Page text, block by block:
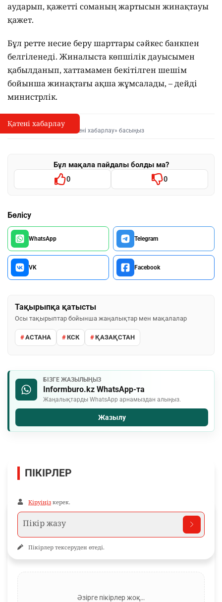
аударып, қажетті соманың жартысын жинақтауы
қажет.
Бұл ретте несие беру шарттары сәйкес банкпен
белгіленеді. Жиналыста көпшілік дауысымен
қабылданып, хаттамамен бекітілген шешім
бойынша жинақтағы ақша жұмсалады, – дейді
министрлік.
I
Қате туралы хабарлау
Мәтінді белгілеп, «Қатені хабарлау» басыңыз
Бұл мақала пайдалы болды ма?
0 0
Бөлісу
WhatsApp Telegram
VK Facebook
Тақырыпқа қатысты
Осы тақырыптар бойынша жаңалықтар мен мақалалар
АСТАНА КСК ҚАЗАҚСТАН
БІЗГЕ ЖАЗЫЛЫҢЫЗ
Informburo.kz WhatsApp-та
Жаңалықтарды WhatsApp арнамыздан алыңыз.
Жазылу
Қатені хабарлау
ПІКІРЛЕР
Кіруіңіз керек.
Пікірлер тексеруден өтеді.
Әзірге пікірлер жоқ…